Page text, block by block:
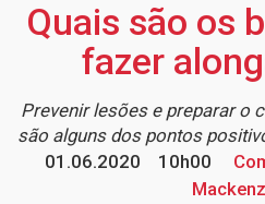
Quais são os
fazer
Prevenir lesões e preparar o
são alguns dos pontos
01.06.2020
10h00